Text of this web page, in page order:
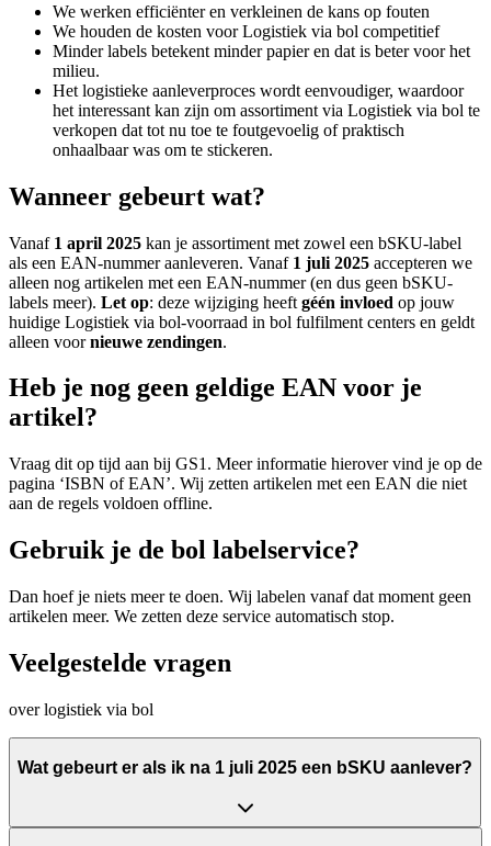
We werken efficiënter en verkleinen de kans op fouten
We houden de kosten voor Logistiek via bol competitief
Minder labels betekent minder papier en dat is beter voor het
milieu.
Het logistieke aanleverproces wordt eenvoudiger, waardoor
het interessant kan zijn om assortiment via Logistiek via bol te
verkopen dat tot nu toe te foutgevoelig of praktisch
onhaalbaar was om te stickeren.
Wanneer gebeurt wat?
Vanaf 1 april 2025 kan je assortiment met zowel een bSKU-label
als een EAN-nummer aanleveren. Vanaf 1 juli 2025 accepteren we
alleen nog artikelen met een EAN-nummer (en dus geen bSKU-
labels meer). Let op: deze wijziging heeft géén invloed op jouw
huidige Logistiek via bol-voorraad in bol fulfilment centers en geldt
alleen voornieuwe zendingen.
Heb je nog geen geldige EAN voor je
artikel?
Vraag dit op tijd aan bij GS1. Meer informatie hierover vind je op de
pagina ‘ISBN of EAN’. Wij zetten artikelen met een EAN die niet
aan de regels voldoen offline.
Gebruik je de bol labelservice?
Dan hoef je niets meer te doen. Wij labelen vanaf dat moment geen
artikelen meer. We zetten deze service automatisch stop.
Veelgestelde vragen
over logistiek via bol
Wat gebeurt er als ik na 1 juli 2025 een bSKU aanlever?